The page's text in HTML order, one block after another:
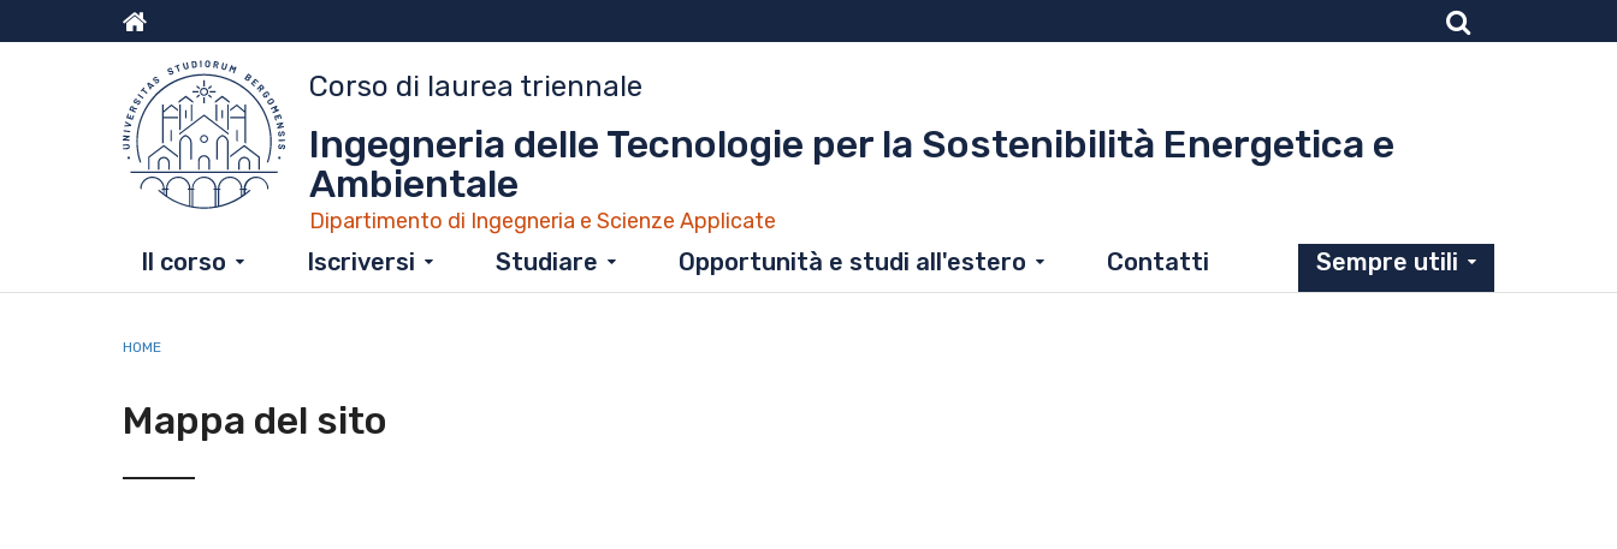
al
Menu
top
Corso di laurea triennale
Ingegneria delle Tecnologie per la Sostenibilità Energetica e
Ambientale
Dipartimento di Ingegneria e Scienze Applicate
Il corso Iscriversi Studiare Opportunità e studi all'estero Contatti Sempre utili
HOME
Mappa del sito